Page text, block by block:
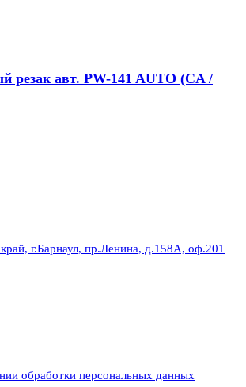
резак авт. PW-141 AUTO (CA /
г.Барнаул, пр.Ленина, д.158А, оф.201
обработки персональных данных